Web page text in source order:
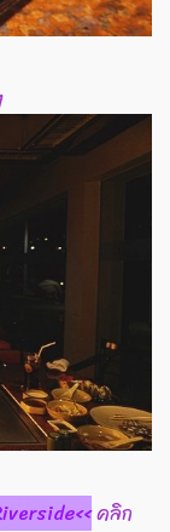
คลิก